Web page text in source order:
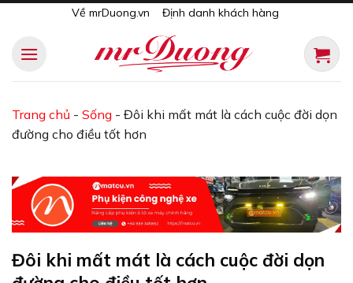
content
Về mrDuong.vn Định danh khách hàng
Trang chủ - Sống - Đôi khi mất mát là cách cuộc đời dọn
đường cho điều tốt hơn
Đôi khi mất mát là cách cuộc đời dọn